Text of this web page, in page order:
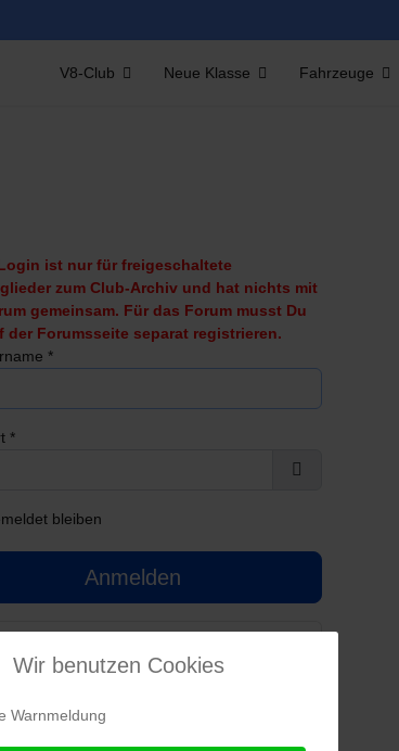
V8-Club Neue Klasse Fahrzeuge
ist nur für freigeschaltete
zum Club-Archiv und hat nichts mit
gemeinsam. Für das Forum musst Du
der Forumsseite separat registrieren.
*
*
bleiben
Anmelden
Benutzerkonto erstellt?
Wir benutzen Cookies
Warnmeldung